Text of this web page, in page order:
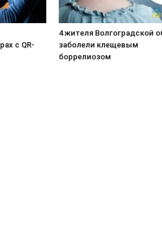
с QR-
4 жителя Волгоградской
заболели клещевым
боррелиозом